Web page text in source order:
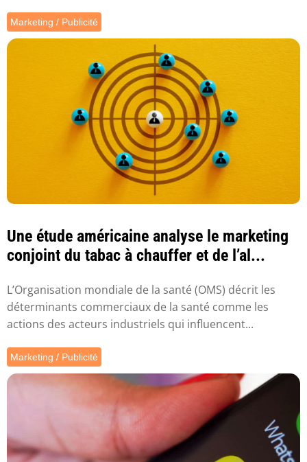
Marketing / Publicité
Une étude américaine analyse le marketing
conjoint du tabac à chauffer et de l’al...
L’Organisation mondiale de la santé (OMS) décrit les
déterminants commerciaux de la santé comme les
actions des acteurs industriels qui influencent...
Marketing / Publicité